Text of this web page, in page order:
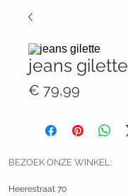
jeans gilette
€ 79,99
BEZOEK ONZE WINKEL:
Heerestraat 70